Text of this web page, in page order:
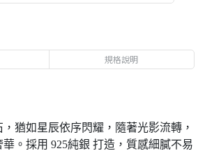
規格說明
猶如星辰依序閃耀，隨著光影流轉，
。採用 925純銀 打造，質感細膩不易